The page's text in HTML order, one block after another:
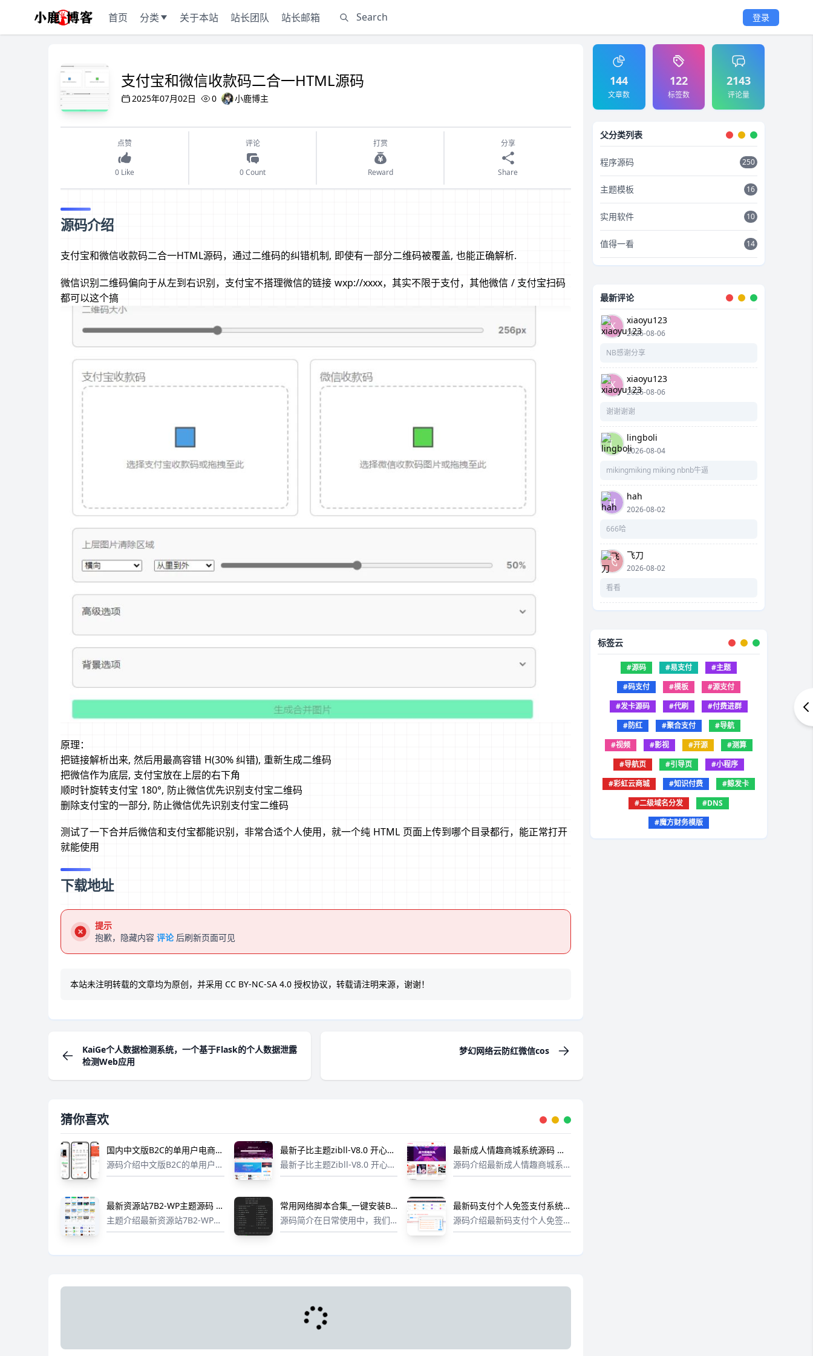
首页 分类 关于本站 站长团队 站长邮箱 登录
支付宝和微信收款码二合一HTML源码
2025年07月02日 0 小鹿博主
点赞
0 Like
评论
0 Count
打赏
Reward
分享
Share
源码介绍
支付宝和微信收款码二合一HTML源码，通过二维码的纠错机制, 即使有一部分二维码被覆盖, 也能正确解析.
微信识别二维码偏向于从左到右识别，支付宝不搭理微信的链接 wxp://xxxx，其实不限于支付，其他微信 / 支付宝扫码
都可以这个搞
原理：
把链接解析出来, 然后用最高容错 H(30% 纠错), 重新生成二维码
把微信作为底层, 支付宝放在上层的右下角
顺时针旋转支付宝 180°, 防止微信优先识别支付宝二维码
删除支付宝的一部分, 防止微信优先识别支付宝二维码
测试了一下合并后微信和支付宝都能识别，非常合适个人使用，就一个纯 HTML 页面上传到哪个目录都行，能正常打开
就能使用
下载地址
提示
抱歉，隐藏内容 评论后刷新页面可见
本站未注明转载的文章均为原创，并采用 CC BY-NC-SA 4.0 授权协议，转载请注明来源，谢谢！
KaiGe个人数据检测系统，一个基于Flask的个人数据泄露
检测Web应用
梦幻网络云防红微信cos
猜你喜欢
国内中文版B2C的单用户电商系
统 B2C外贸在线购物商城源码
源码介绍中文版B2C的单用户电
商系统 B2C外贸在线购物商城
HP7.41.系统设置：后台登录方
式配置，商品单页数量设置，
商品规格数量设置，h...
最新子比主题zibll-V8.0 开心版
源码
最新子比主题Zibll-V8.0 开心版
源码 | WordPress主题源码更
ss 6.6.2 版本新增发帖选择板
块、话题、标签时支持搜索，...
最新成人情趣商城系统源码 开
源商城源码
源码介绍最新成人情趣商城系
统源码 开源商城源码 不带演示
城、H5商城、公众号商城、PC
商城、APP手机端小程序是uni
app开发的测试环境：Nginx...
最新资源站7B2-WP主题源码 -
WordPress主题 附教程
主题介绍最新资源站7B2-WP主
题源码 - WordPress主题 附教
自行下载研究学习下载地址(抱
常用网络脚本合集_一键安装BB
R等实用工具
源码简介在日常使用中，我们
经常需要使用一些网络脚本来
装彩虹康乐、彩虹宝塔优化、B
最新码支付个人免签支付系统
源码 三网免挂版本 兼容易支付
源码介绍最新码支付个人免签
支付系统源码 三网免挂版本 兼
p5.0 FastAdmin 开发的一套新
144
文章数
122
标签数
2143
评论量
父分类列表
程序源码 250
主题模板 16
实用软件 10
值得一看 14
最新评论
xiaoyu123
2026-08-06
NB感谢分享
xiaoyu123
2026-08-06
谢谢谢谢
lingboli
2026-08-04
mikingmiking miking nbnb牛逼
hah
2026-08-02
666哈
飞刀
2026-08-02
看看
标签云
#源码 #易支付
#主题
#码支付
#模板
#源支付
#发卡源码
#代刷
#付费进群
#防红
#聚合支付
#导航
#视频
#影视 #开源
#测算
#导航页
#引导页
#小程序
#彩虹云商城
#知识付费
#鲸发卡
#二级域名分发
#DNS
#魔方财务模版